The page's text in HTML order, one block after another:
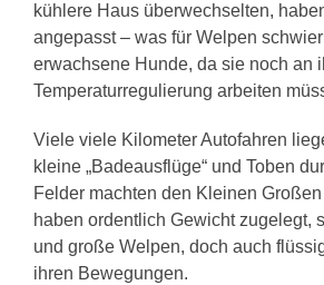
kühlere Haus überwechselten,
angepasst – was für Welpen
erwachsene Hunde, da sie noch an
Temperaturregulierung arbeiten
Viele viele Kilometer Autofahren
kleine „Badeausflüge“ und Toben
Felder machten den Kleinen
haben ordentlich Gewicht zugelegt,
und große Welpen, doch auch
ihren Bewegungen.